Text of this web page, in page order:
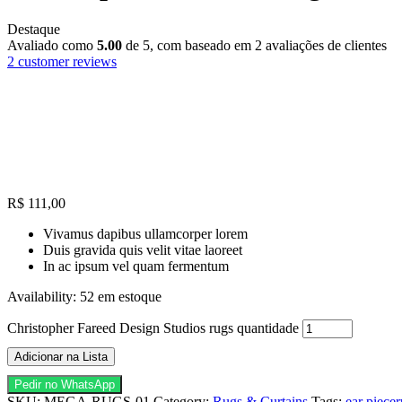
Destaque
Avaliado como 5.00 de 5, com baseado em 2 avaliações de clientes
2 customer reviews
R$ 111,00
Vivamus dapibus ullamcorper lorem
Duis gravida quis velit vitae laoreet
In ac ipsum vel quam fermentum
Availability: 52 em estoque
Christopher Fareed Design Studios rugs quantidade
Adicionar na Lista
Pedir no WhatsApp